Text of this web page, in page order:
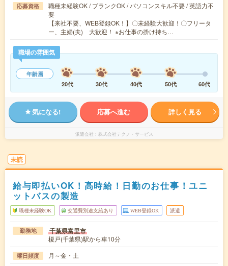
応募資格
職種未経験OK / ブランクOK / パソコンスキル不要 / 英語力不
要
【来社不要、WEB登録OK！】〇未経験大歓迎！〇フリータ
ー、主婦(夫) 大歓迎！ ※お仕事の掛け持ち…
職場の雰囲気
年齢層
20代
30代 40代 50代 60代
気になる! 応募へ進む 詳しく見る
派遣会社 株式会社テクノ・サービス
未読
給与即払いOK！高時給！日勤のお仕事！ユニ
ットバスの製造
職種未経験OK 交通費別途支給あり WEB登録OK 派遣
勤務地 千葉県富里市
榎戸(千葉県)駅から車10分
曜日頻度 月～金・土